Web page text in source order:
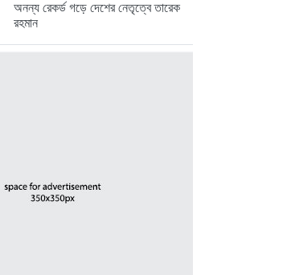
অনন্য রেকর্ড গড়ে দেশের নেতৃত্বে তারেক
রহমান